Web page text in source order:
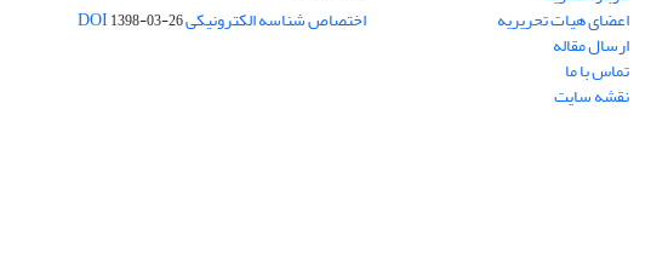
اعضای هیات تحریریه
ارسال مقاله
تماس با ما
نقشه سایت
اختصاص شناسه الکترونیکی DOI1398-03-26